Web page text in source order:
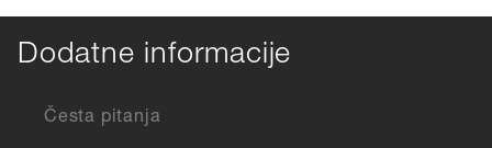
Dodatne informacije
Česta pitanja